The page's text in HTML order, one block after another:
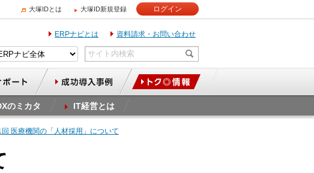
大塚IDとは 大塚ID新規登録 ログイン
ERPナビとは 資料請求・お問い合わせ
のミカタ IT経営とは
医療機関の「人材採用」について